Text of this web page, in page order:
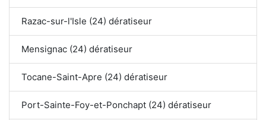
Razac-sur-l'Isle (24) dératiseur
Mensignac (24) dératiseur
Tocane-Saint-Apre (24) dératiseur
Port-Sainte-Foy-et-Ponchapt (24) dératiseur